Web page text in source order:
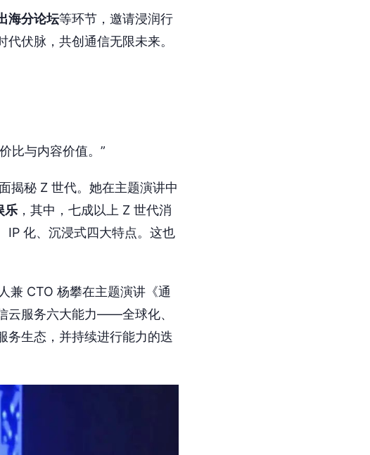
海分论坛等环节，邀请浸润行
伏脉，共创通信无限未来。
比与内容价值。”
揭秘 Z 世代。她在主题演讲中
乐 ，其中，七成以上 Z 世代消
IP 化、沉浸式四大特点。这也
兼 CTO 杨攀在主题演讲《通
云服务六大能力——全球化、
务生态，并持续进行能力的迭